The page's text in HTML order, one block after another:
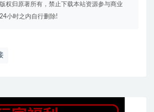
权归原著所有，禁止下载本站资源参与商业
小时之内自行删除!